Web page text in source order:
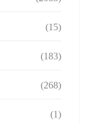
(15)
(183)
(268)
(1)